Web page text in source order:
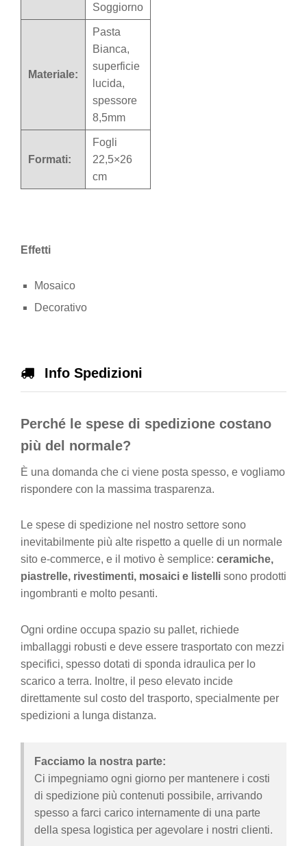
Soggiorno
Materiale:
Pasta
Bianca,
superficie
lucida,
spessore
8,5mm
Formati:
Fogli
22,5×26
cm
Effetti
Mosaico
Decorativo
Info Spedizioni
Perché le spese di spedizione costano
più del normale?
È una domanda che ci viene posta spesso, e vogliamo
rispondere con la massima trasparenza.
Le spese di spedizione nel nostro settore sono
inevitabilmente più alte rispetto a quelle di un normale
sito e-commerce, e il motivo è semplice: ceramiche,
piastrelle, rivestimenti, mosaici e listelli sono prodotti
ingombranti e molto pesanti.
Ogni ordine occupa spazio su pallet, richiede
imballaggi robusti e deve essere trasportato con mezzi
specifici, spesso dotati di sponda idraulica per lo
scarico a terra. Inoltre, il peso elevato incide
direttamente sul costo del trasporto, specialmente per
spedizioni a lunga distanza.
Facciamo la nostra parte:
Ci impegniamo ogni giorno per mantenere i costi
di spedizione più contenuti possibile, arrivando
spesso a farci carico internamente di una parte
della spesa logistica per agevolare i nostri clienti.